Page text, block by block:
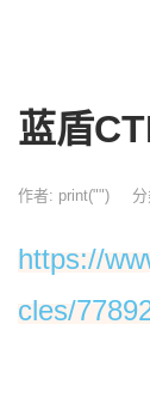
蓝盾
作者: print("")
https://
cles/